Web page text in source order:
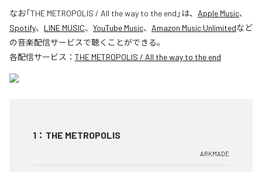
なお「THE METROPOLIS / All the way to the end 」は、 Apple Music、
Spotify、 LINE MUSIC、 YouTube Music、 Amazon Music Unlimitedなど
の音楽配信サービスで聴くことができる。
各配信サービス： THE METROPOLIS / All the way to the end
1 ： THE METROPOLIS
ARKMADE